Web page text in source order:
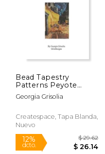
dcto. $ 20.69
Bead Tapestry
Patterns Peyote
Evening Streets by
van Gogh
Georgia Grisolia
Createspace, Tapa Blanda,
Nuevo